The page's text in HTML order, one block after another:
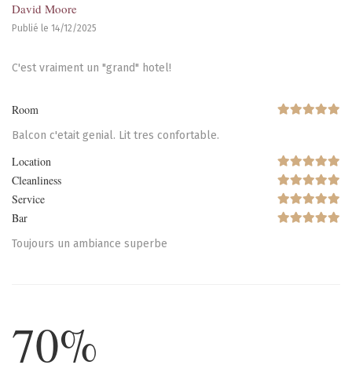
David Moore
Publié le 14/12/2025
C'est vraiment un "grand" hotel!
Room
Balcon c'etait genial. Lit tres confortable.
Location
Cleanliness
Service
Bar
Toujours un ambiance superbe
70%